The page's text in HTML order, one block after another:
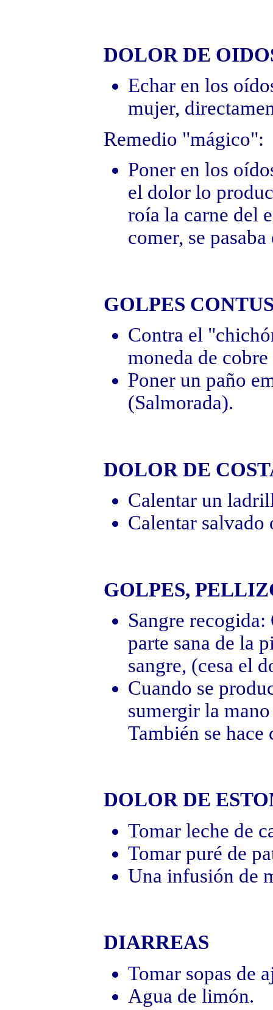
DOLOR DE
Echar en los
mujer,
Remedio "mágico":
Poner en los
el dolor lo
roía la carne del
comer, se
GOLPES
Contra el
moneda de
Poner un paño
(Salmorada).
DOLOR DE
Calentar un
Calentar salvado
GOLPES,
Sangre
parte sana de la
sangre, (cesa el
Cuando se
sumergir la
También se hace
DOLOR DE
Tomar leche de
Tomar puré de
Una infusión de
DIARREAS
Tomar sopas de
Agua de limón.